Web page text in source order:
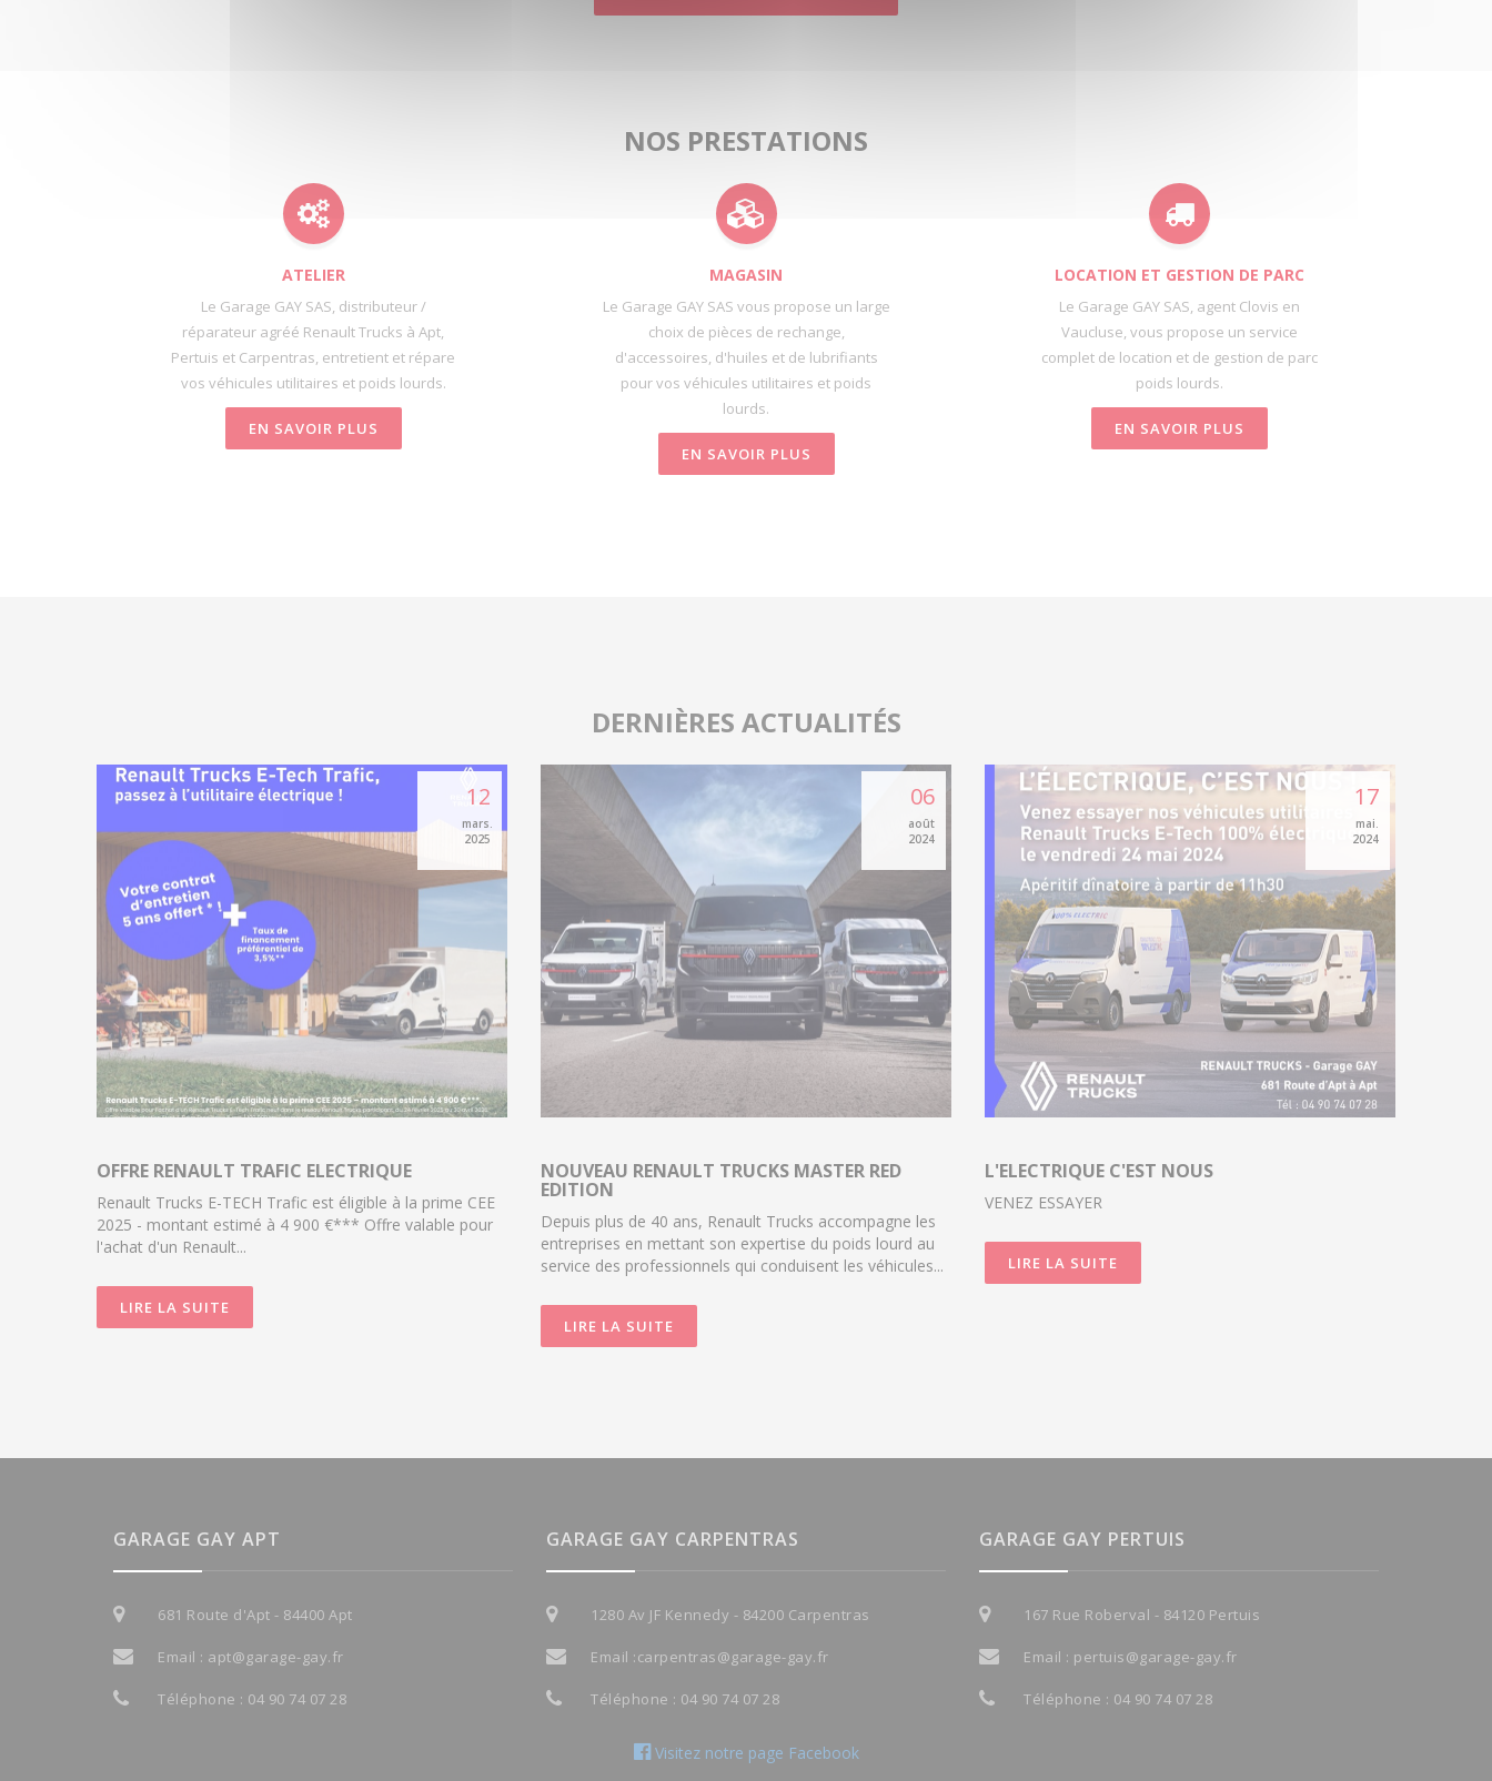
NOS PRESTATIONS
ATELIER
Le Garage GAY SAS, distributeur /
réparateur agréé Renault Trucks à Apt,
Pertuis et Carpentras, entretient et répare
vos véhicules utilitaires et poids lourds.
EN SAVOIR PLUS
MAGASIN
Le Garage GAY SAS vous propose un large
choix de pièces de rechange,
d'accessoires, d'huiles et de lubrifiants
pour vos véhicules utilitaires et poids
lourds.
EN SAVOIR PLUS
LOCATION ET GESTION DE PARC
Le Garage GAY SAS, agent Clovis en
Vaucluse, vous propose un service
complet de location et de gestion de parc
poids lourds.
EN SAVOIR PLUS
DERNIÈRES ACTUALITÉS
12
mars.
2025
OFFRE RENAULT TRAFIC ELECTRIQUE
Renault Trucks E-TECH Trafic est éligible à la prime CEE
2025 - montant estimé à 4 900 €*** Offre valable pour
l'achat d'un Renault...
LIRE LA SUITE
06
août
2024
NOUVEAU RENAULT TRUCKS MASTER RED
EDITION
Depuis plus de 40 ans, Renault Trucks accompagne les
entreprises en mettant son expertise du poids lourd au
service des professionnels qui conduisent les véhicules...
LIRE LA SUITE
17
mai.
2024
L'ELECTRIQUE C'EST NOUS
VENEZ ESSAYER
LIRE LA SUITE
GARAGE GAY APT
681 Route d'Apt - 84400 Apt
Email : apt@garage-gay.fr
Téléphone : 04 90 74 07 28
GARAGE GAY CARPENTRAS
1280 Av JF Kennedy - 84200 Carpentras
Email :carpentras@garage-gay.fr
Téléphone : 04 90 74 07 28
GARAGE GAY PERTUIS
167 Rue Roberval - 84120 Pertuis
Email : pertuis@garage-gay.fr
Téléphone : 04 90 74 07 28
Visitez notre page Facebook